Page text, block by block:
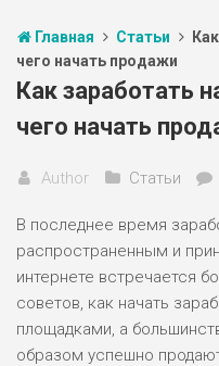
Статьи
Партнеры
Главная Статьи
чего начать продажи
Как заработать
чего начать
Author Статьи
В последнее время
распространенным и
интернете встречается
советов, как начать
площадками, а
образом успешно